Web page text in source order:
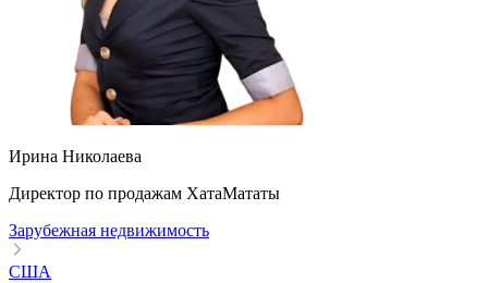
Ирина Николаева
Директор по продажам ХатаМататы
Зарубежная недвижимость
США